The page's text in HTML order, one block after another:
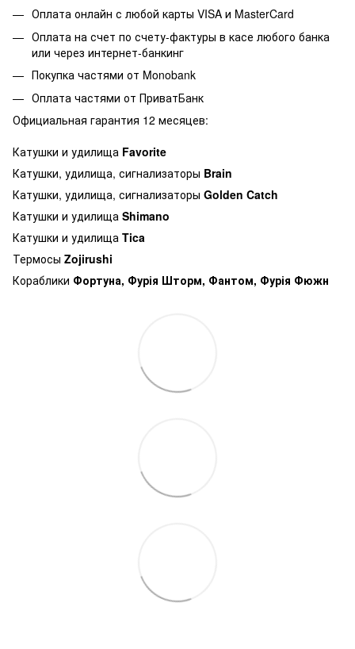
Оплата онлайн с любой карты VISA и MasterCard
Оплата на счет по счету-фактуры в касе любого банка
или через интернет-банкинг
Покупка частями от Monobank
Оплата частями от ПриватБанк
Официальная гарантия 12 месяцев:
Катушки и удилища Favorite
Катушки, удилища, сигнализаторы Brain
Катушки, удилища, сигнализаторы Golden Catch
Катушки и удилища Shimano
Катушки и удилища Tica
Термосы Zojirushi
Кораблики Фортуна, Фурія Шторм, Фантом, Фурія Фюжн